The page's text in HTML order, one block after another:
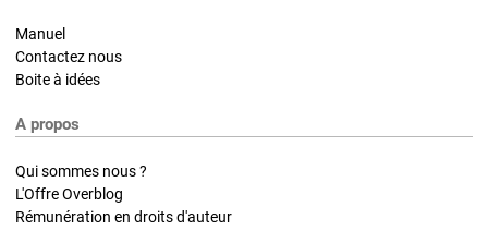
Manuel
Contactez nous
Boite à idées
A propos
Qui sommes nous ?
L'Offre Overblog
Rémunération en droits d'auteur